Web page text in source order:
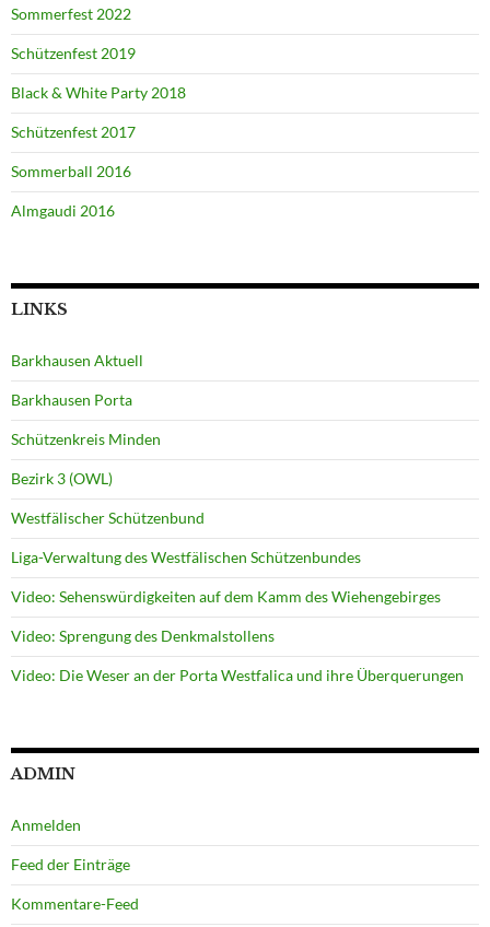
Sommerfest 2022
Schützenfest 2019
Black & White Party 2018
Schützenfest 2017
Sommerball 2016
Almgaudi 2016
LINKS
Barkhausen Aktuell
Barkhausen Porta
Schützenkreis Minden
Bezirk 3 (OWL)
Westfälischer Schützenbund
Liga-Verwaltung des Westfälischen Schützenbundes
Video: Sehenswürdigkeiten auf dem Kamm des Wiehengebirges
Video: Sprengung des Denkmalstollens
Video: Die Weser an der Porta Westfalica und ihre Überquerungen
ADMIN
Anmelden
Feed der Einträge
Kommentare-Feed